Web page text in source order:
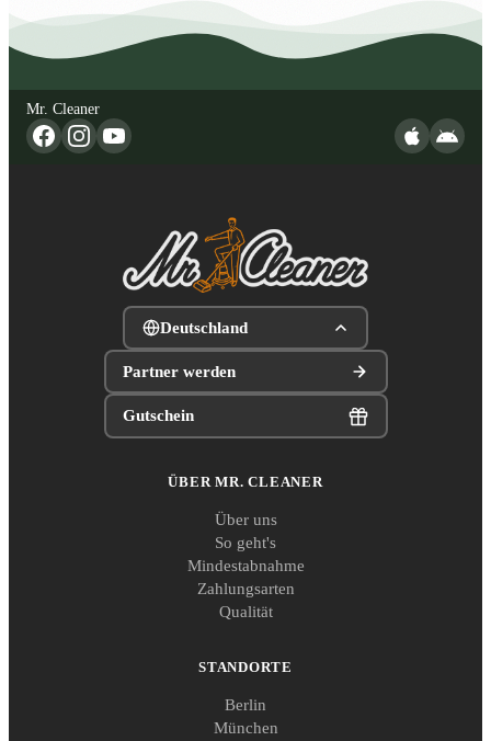
Mr. Cleaner
Deutschland
Partner werden
Gutschein
ÜBER MR. CLEANER
Über uns
So geht's
Mindestabnahme
Zahlungsarten
Qualität
STANDORTE
Berlin
München